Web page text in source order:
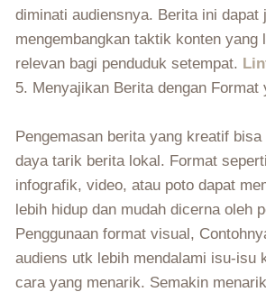
diminati audiensnya. Berita ini dapat
mengembangkan taktik konten yang
relevan bagi penduduk setempat.
5. Menyajikan Berita dengan Format
Pengemasan berita yang kreatif
daya tarik berita lokal. Format
infografik, video, atau poto dapat
lebih hidup dan mudah dicerna oleh
Penggunaan format visual,
audiens utk lebih mendalami isu-isu
cara yang menarik. Semakin